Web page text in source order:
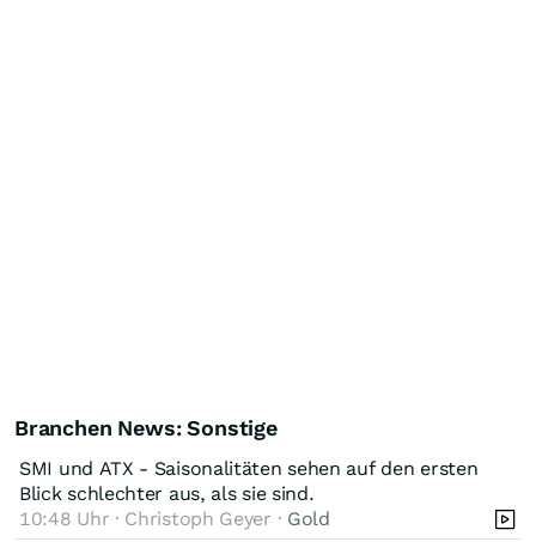
Branchen News: Sonstige
SMI und ATX - Saisonalitäten sehen auf den ersten
Blick schlechter aus, als sie sind.
10:48 Uhr · Christoph Geyer · Gold